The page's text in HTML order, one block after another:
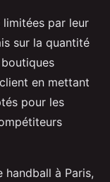
par leur
sur la quantité
en mettant
pour les
à Paris,